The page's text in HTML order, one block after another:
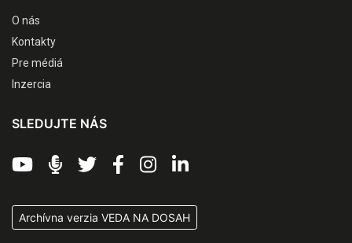
O nás
Kontakty
Pre médiá
Inzercia
SLEDUJTE NÁS
Archívna verzia VEDA NA DOSAH